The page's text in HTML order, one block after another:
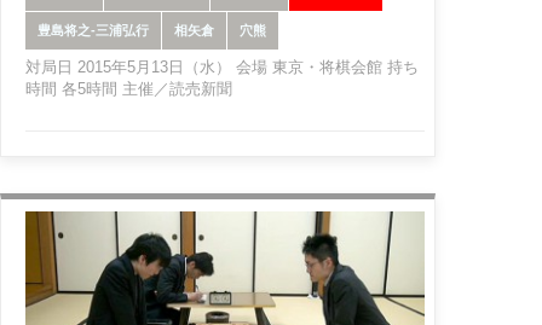
豊島将之-三浦弘行 相矢倉 穴熊
対局日 2015年5月13日（水） 会場 東京・将棋会館 持ち
時間 各5時間 主催／読売新聞